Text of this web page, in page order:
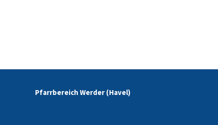
Pfarrbereich Werder (Havel)